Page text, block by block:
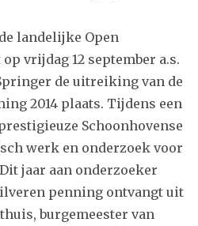
landelijke Open
vrijdag 12 september a.s.
de uitreiking van de
2014 plaats. Tijdens een
Schoonhovense
werk en onderzoek voor
jaar aan onderzoeker
penning ontvangt uit
burgemeester van